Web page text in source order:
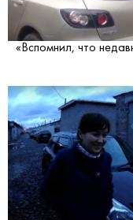
«Вспомнил, что